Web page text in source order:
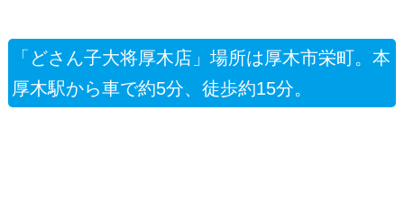
「どさん子大将厚木店」場所は厚木市栄町。本
厚木駅から車で約5分、徒歩約15分。